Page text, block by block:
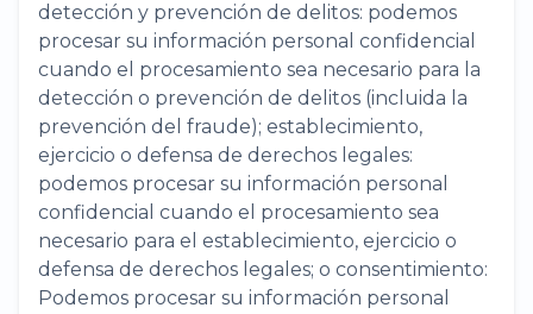
detección y prevención de delitos: podemos
procesar su información personal confidencial
cuando el procesamiento sea necesario para la
detección o prevención de delitos (incluida la
prevención del fraude); establecimiento,
ejercicio o defensa de derechos legales:
podemos procesar su información personal
confidencial cuando el procesamiento sea
necesario para el establecimiento, ejercicio o
defensa de derechos legales; o consentimiento:
Podemos procesar su información personal